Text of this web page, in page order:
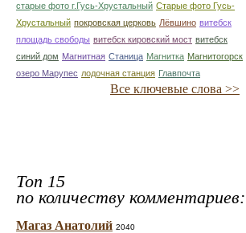
старые фото г.Гусь-Хрустальный Старые фото Гусь-
Хрустальный покровская церковь Лёвшино витебск
площадь свободы витебск кировский мост витебск
синий дом Магнитная Станица Магнитка Магнитогорск
озеро Марупес лодочная станция Главпочта
Все ключевые слова >>
Топ 15
по количеству комментариев:
Магаз Анатолий 2040